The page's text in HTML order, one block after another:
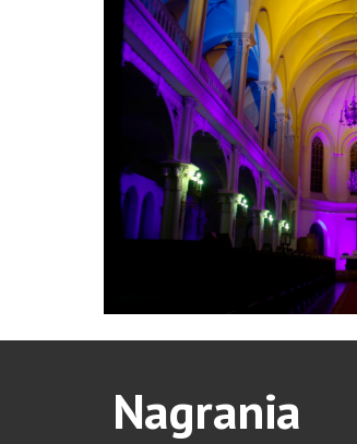
Nagrania